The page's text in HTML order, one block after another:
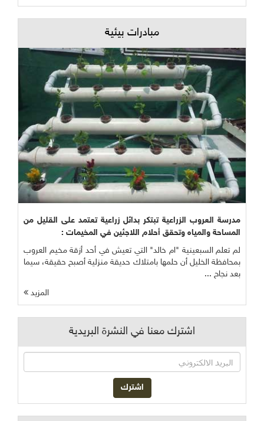
مبادرات بيئية
مدرسة العروب الزراعية تبتكر بدائل زراعية تعتمد على القليل من
المساحة والمياه وتحقق أحلام اللاجئين في المخيمات :
لم تعلم السبعينية "ام خالد" التي تعيش في أحد أزقة مخيم العروب
بمحافظة الخليل أن حلمها بامتلاك حديقة منزلية أصبح حقيقة، سيما
بعد نجاح ...
المزيد
اشترك معنا في النشرة البريدية